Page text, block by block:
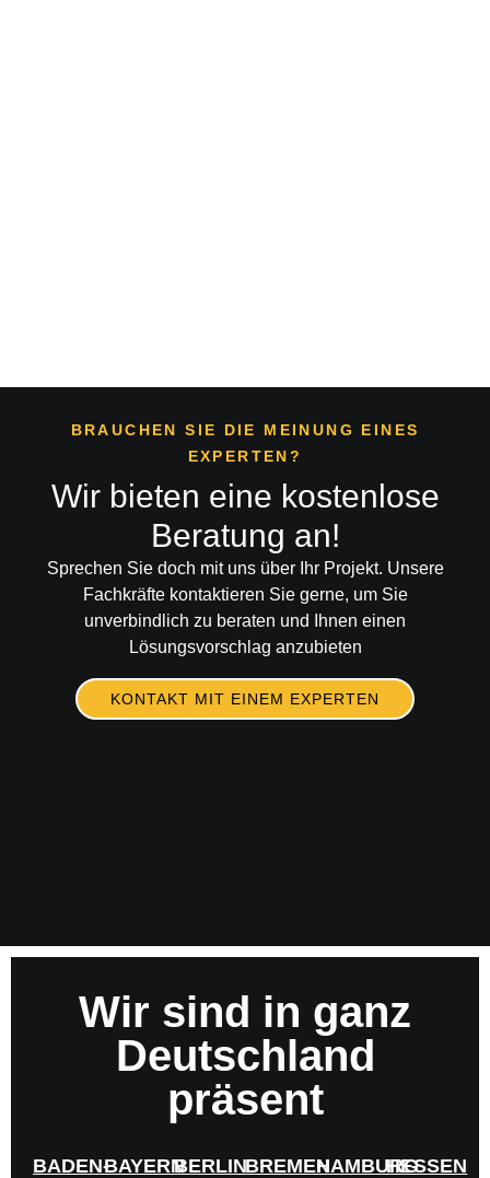
BRAUCHEN SIE DIE MEINUNG EINES
EXPERTEN?
Wir bieten eine kostenlose
Beratung an!
Sprechen Sie doch mit uns über Ihr Projekt. Unsere
Fachkräfte kontaktieren Sie gerne, um Sie
unverbindlich zu beraten und Ihnen einen
Lösungsvorschlag anzubieten
KONTAKT MIT EINEM EXPERTEN
Wir sind in ganz
Deutschland
präsent
BADEN-BAYERNBERLINBREMENHAMBURGHESSEN